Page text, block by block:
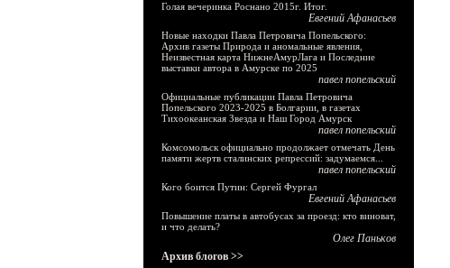
Голая вечеринка Роснано 2015г. Итог.
Евгений Афанасьев
Новые находки Павла Петровича Попельского:
Архив газеты Природа и аномальные явления,
Неизвестная карта НижнеАмурЛага и Последние
выставки автора в Амурске по 2025
павел попельский
Официальные публикации Павла Петровича
Попельского 2023-2025 в Болгарии, в газетах
Тихоокеанская Звезда и Наш Город Амурск
павел попельский
Комсомольск официально продолжает отмечать День
памяти жертв сталинских репрессий: задумаемся...
павел попельский
Кого боится Путин: Сергей Фургал
Евгений Афанасьев
Повышение платы в автобусах за проезд: кто виноват,
и что делать?
Олег Паньков
Архив блогов >>